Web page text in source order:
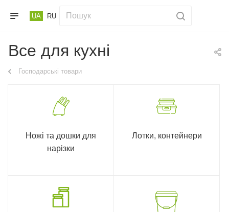
UA RU
Все для кухні
Господарські товари
Ножі та дошки для
нарізки
Лотки, контейнери